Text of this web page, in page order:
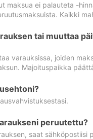
maksua ei palauteta -
Kaikki
tai muuttaa
varauksissa, joiden
Majoituspaikka
peruutettu?
saat sähköpostiisi